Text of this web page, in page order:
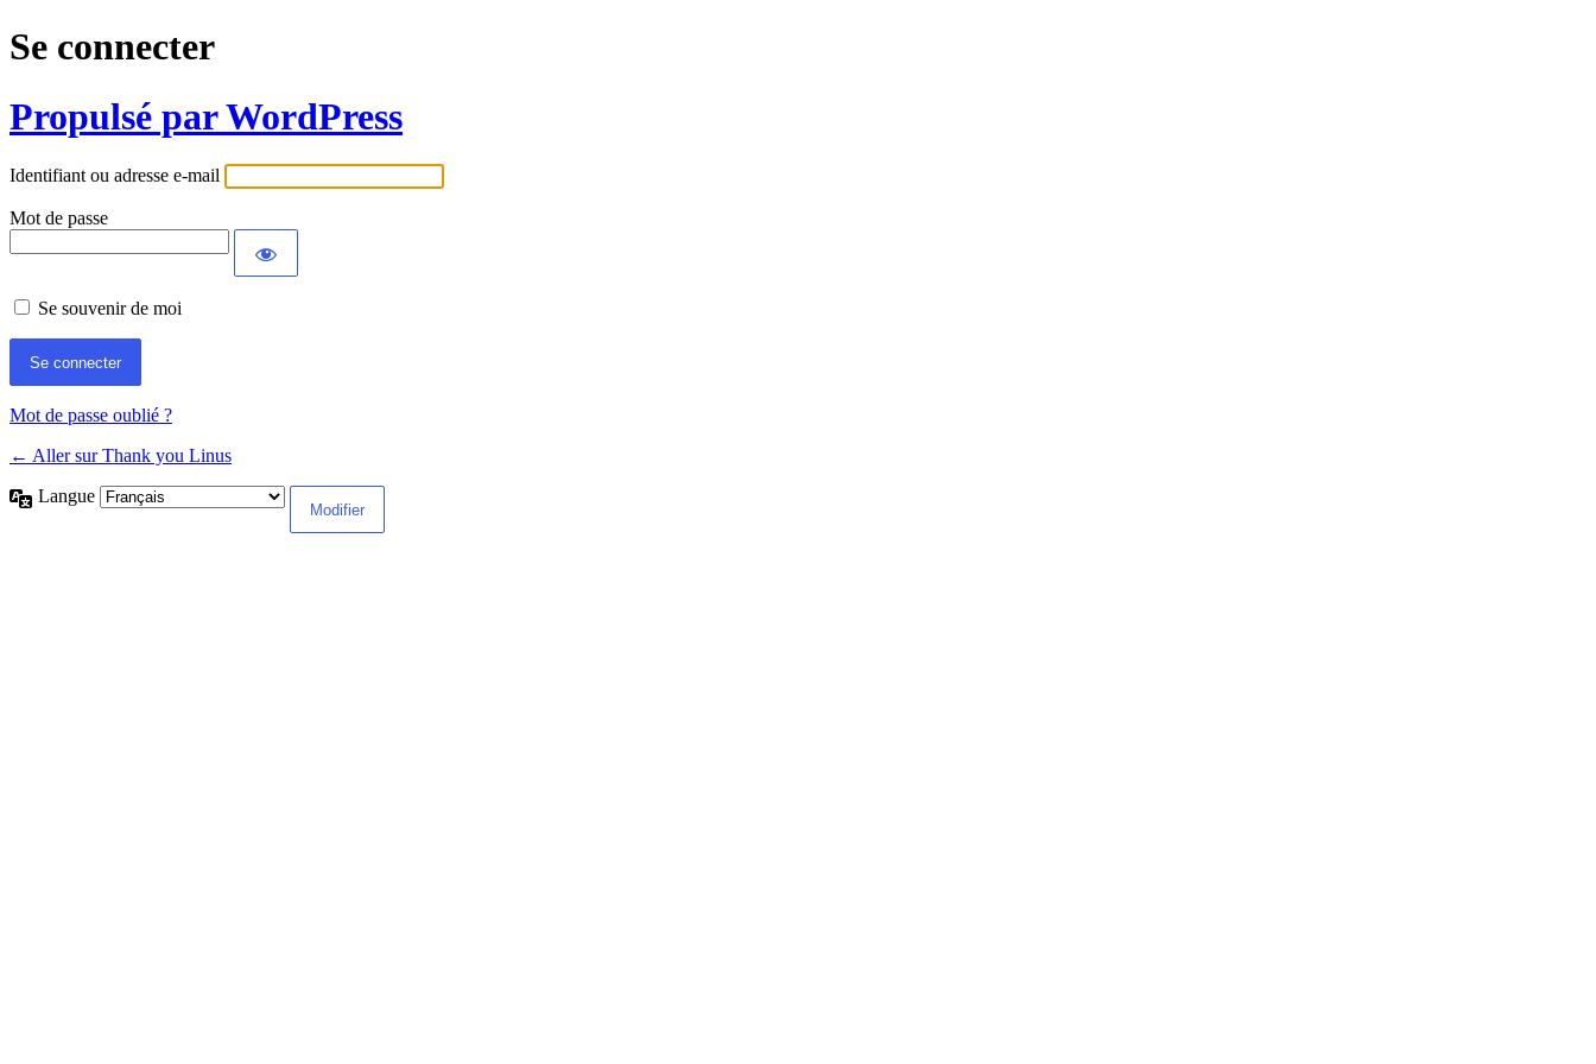
Se connecter
Propulsé par WordPress
Identifiant ou adresse e-mail
Mot de passe
Se souvenir de moi
Mot de passe oublié ?
← Aller sur Thank you Linus
Langue